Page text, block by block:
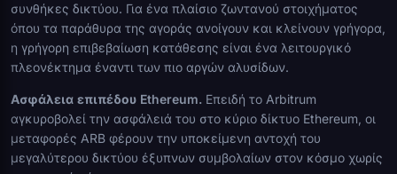
συνθήκες δικτύου. Για ένα πλαίσιο ζωντανού στοιχήματος
όπου τα παράθυρα της αγοράς ανοίγουν και κλείνουν γρήγορα,
η γρήγορη επιβεβαίωση κατάθεσης είναι ένα λειτουργικό
πλεονέκτημα έναντι των πιο αργών αλυσίδων.
Ασφάλεια επιπέδου Ethereum. Επειδή το Arbitrum
αγκυροβολεί την ασφάλειά του στο κύριο δίκτυο Ethereum, οι
μεταφορές ARB φέρουν την υποκείμενη αντοχή του
μεγαλύτερου δικτύου έξυπνων συμβολαίων στον κόσμο χωρίς